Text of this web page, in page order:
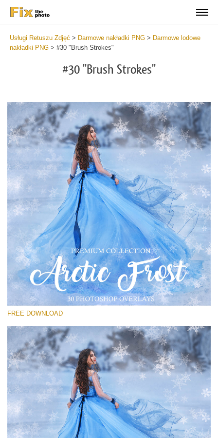
Usługi Retuszu Zdjęć > Darmowe nakładki PNG > Darmowe lodowe
nakładki PNG > #30 "Brush Strokes"
#30 "Brush Strokes"
Proszę wybrać
Free PNG Overlay #30
Small 800*533px
Artic Frost
(30 Overlays)
Sky Boundless
(347 Overlays)
Large 6000*4000px
Entire Collection
(1783 Overlays)
Large 6000*4000px
FREE DOWNLOAD